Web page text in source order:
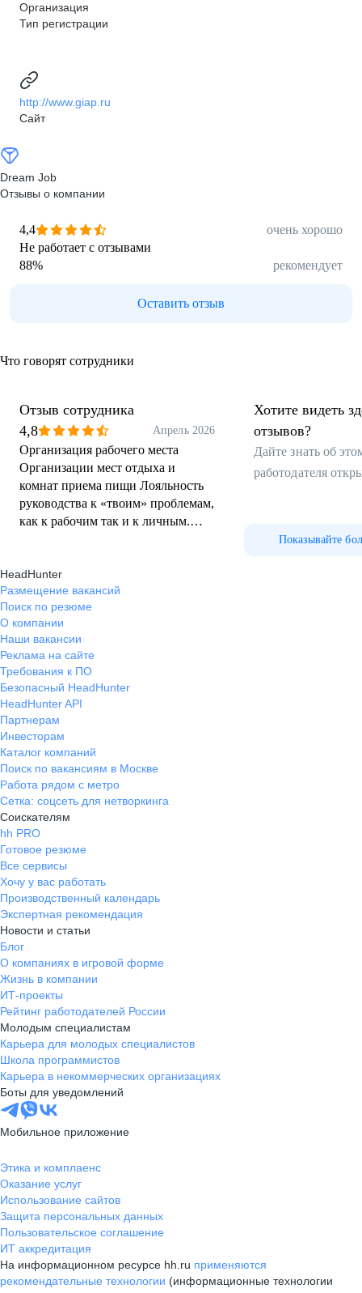
Организация
Тип регистрации
http://www.giap.ru
Сайт
Dream Job
Отзывы о компании
4,4
очень хорошо
Не работает с отзывами
88% рекомендует
Оставить отзыв
Что говорят сотрудники
Отзыв сотрудника
4,8
Апрель 2026
Организация рабочего места
Организации мест отдыха и
комнат приема пищи Лояльность
руководства к «твоим» проблемам,
как к рабочим так и к личным.
Хотите видеть
отзывов?
Дайте знать об
работодателя
Показывайте
HeadHunter
Размещение вакансий
Поиск по резюме
О компании
Наши вакансии
Реклама на сайте
Требования к ПО
Безопасный HeadHunter
HeadHunter API
Партнерам
Инвесторам
Каталог компаний
Поиск по вакансиям в Москве
Работа рядом с метро
Сетка: соцсеть для нетворкинга
Соискателям
hh PRO
Готовое резюме
Все сервисы
Хочу у вас работать
Производственный календарь
Экспертная рекомендация
Новости и статьи
Блог
О компаниях в игровой форме
Жизнь в компании
ИТ-проекты
Рейтинг работодателей России
Молодым специалистам
Карьера для молодых специалистов
Школа программистов
Карьера в некоммерческих организациях
Боты для уведомлений
Мобильное приложение
Этика и комплаенс
Оказание услуг
Использование сайтов
Защита персональных данных
Пользовательское соглашение
ИТ аккредитация
На информационном ресурсе hh.ru применяются
рекомендательные технологии (информационные технологии